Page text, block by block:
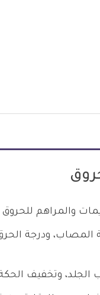
والمراهم
المصاب، ودرجة
وتخفيف